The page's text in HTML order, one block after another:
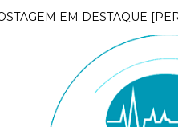
EM DESTAQUE